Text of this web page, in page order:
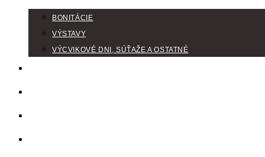
BONITÁCIE
VÝSTAVY
VÝCVIKOVÉ DNI, SÚŤAŽE A OSTATNÉ